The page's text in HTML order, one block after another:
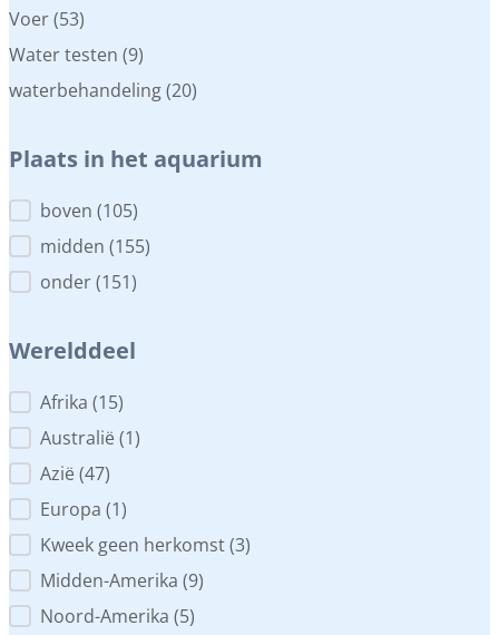
Voer(53)
Water testen (9)
waterbehandeling(20)
Plaats in het aquarium
Plaats in het aquarium
boven (105)
midden (155)
onder(151)
Werelddeel
Werelddeel
Afrika (15)
Australië (1)
Azië (47)
Europa (1)
Kweek geen herkomst(3)
Midden-Amerika (9)
Noord-Amerika (5)